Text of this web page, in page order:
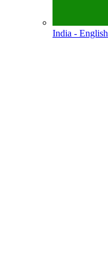
India - English